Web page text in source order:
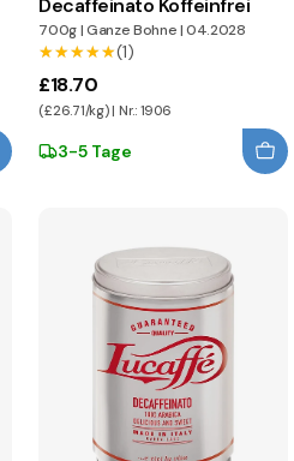
Decaffeinato Koffeinfrei
700g|Ganze Bohne|04.2028
★★★★★
★★★★★(1)
£18.70
(£26.71/kg) | Nr.: 1906
3-5 Tage